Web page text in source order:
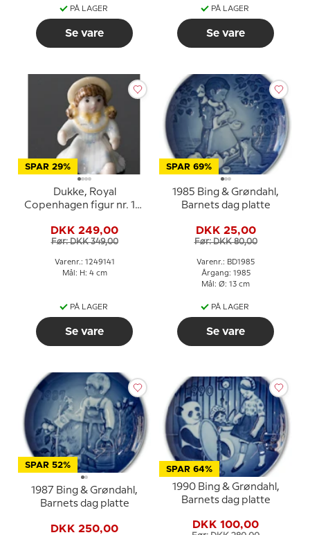
PÅ LAGER
Se vare
PÅ LAGER
Se vare
SPAR 29%
Dukke, Royal
Copenhagen figur nr. 141
DKK 249,00
Før: DKK 349,00
Varenr.: 1249141
Mål: H: 4 cm
PÅ LAGER
Se vare
SPAR 69%
1985 Bing & Grøndahl,
Barnets dag platte
DKK 25,00
Før: DKK 80,00
Varenr.: BD1985
Årgang: 1985
Mål: Ø: 13 cm
PÅ LAGER
Se vare
SPAR 52%
1987 Bing & Grøndahl,
Barnets dag platte
DKK 250,00
SPAR 64%
1990 Bing & Grøndahl,
Barnets dag platte
DKK 100,00